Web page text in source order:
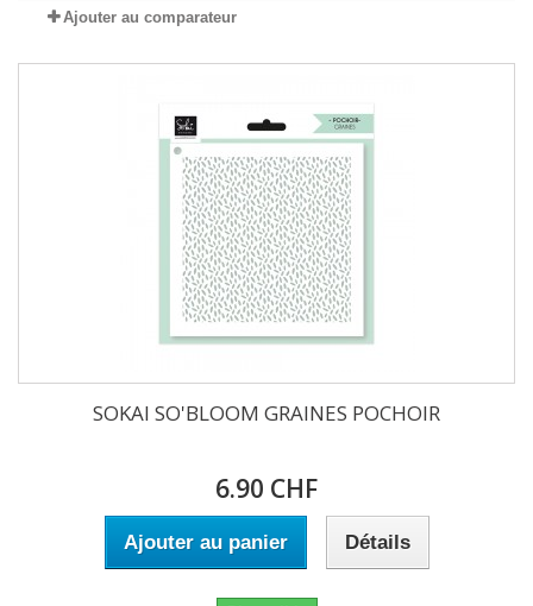
Ajouter au comparateur
SOKAI SO'BLOOM GRAINES POCHOIR
6.90 CHF
Ajouter au panier Détails